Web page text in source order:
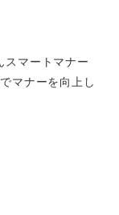
マートマナー
マナーを向上し